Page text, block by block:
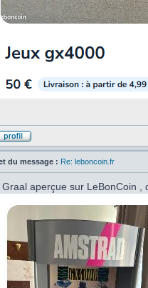
du message : Re: leboncoin.fr
Graal aperçue sur LeBonCoin